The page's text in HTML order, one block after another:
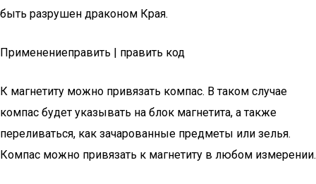
быть разрушен драконом Края.
Применениеправить | править код
К магнетиту можно привязать компас. В таком случае
компас будет указывать на блок магнетита, а также
переливаться, как зачарованные предметы или зелья.
Компас можно привязать к магнетиту в любом измерении.